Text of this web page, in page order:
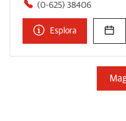
(0-625) 38406
Esplora